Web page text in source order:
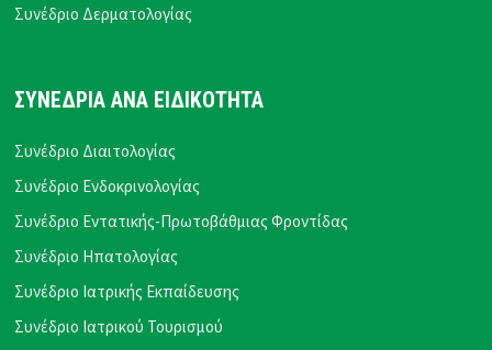
Συνέδριο Δερματολογίας
ΣΥΝΕΔΡΙΑ ΑΝΑ ΕΙΔΙΚΟΤΗΤΑ
Συνέδριο Διαιτολογίας
Συνέδριο Ενδοκρινολογίας
Συνέδριο Εντατικής-Πρωτοβάθμιας Φροντίδας
Συνέδριο Ηπατολογίας
Συνέδριο Ιατρικής Εκπαίδευσης
Συνέδριο Ιατρικού Τουρισμού